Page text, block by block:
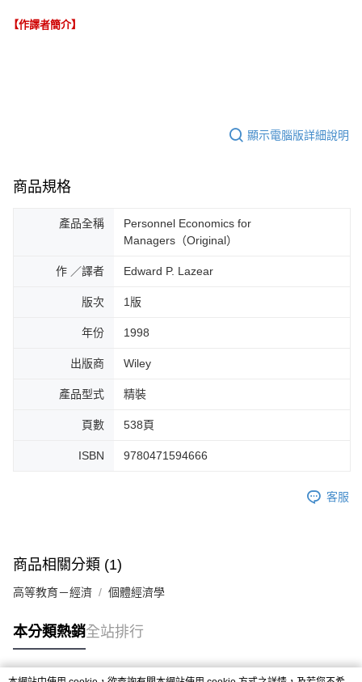
【作譯者簡介】
顯示電腦版詳細說明
商品規格
產品全稱
Personnel Economics for
Managers（Original）
作 ／譯者 Edward P. Lazear
版次 1版
年份 1998
出版商 Wiley
產品型式 精裝
頁數 538頁
ISBN 9780471594666
客服
商品相關分類 (1)
高等教育－經濟 個體經濟學
本分類熱銷全站排行